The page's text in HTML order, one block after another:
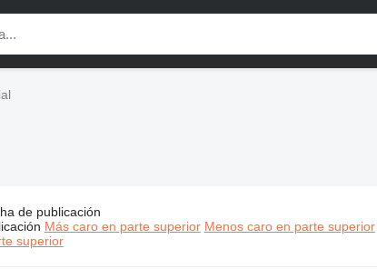
Mosa maquinaria industrial
de publicación
Más caro en parte superior Menos caro en parte superior
superior